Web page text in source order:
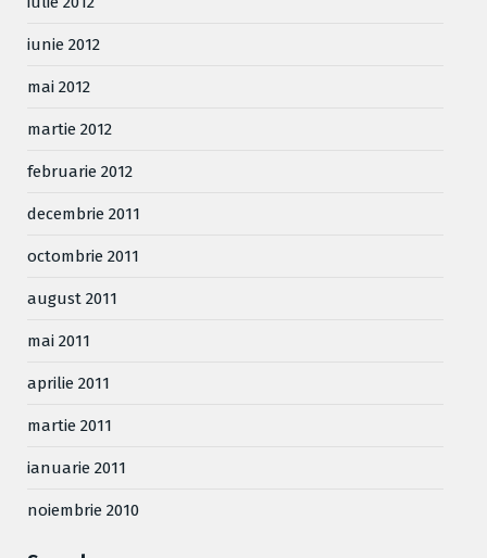
iunie 2012
mai 2012
martie 2012
februarie 2012
decembrie 2011
octombrie 2011
august 2011
mai 2011
aprilie 2011
martie 2011
ianuarie 2011
noiembrie 2010